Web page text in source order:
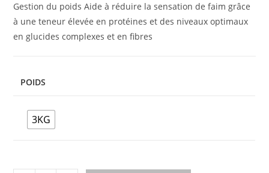
Gestion du poids Aide à réduire la sensation de faim grâce
à une teneur élevée en protéines et des niveaux optimaux
en glucides complexes et en fibres
POIDS
3KG